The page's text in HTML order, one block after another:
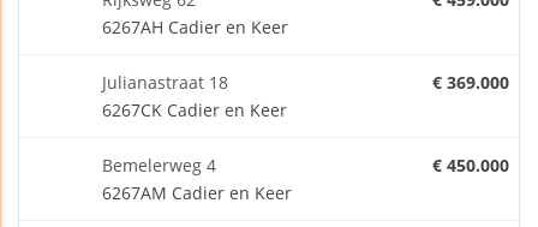
6267AH Cadier en Keer
Julianastraat 18
6267CK Cadier en Keer
€ 369.000
Bemelerweg 4
6267AM Cadier en Keer
€ 450.000